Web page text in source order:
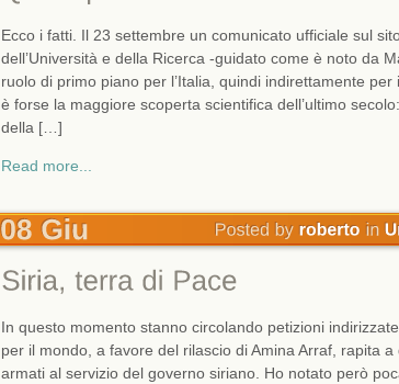
Ecco i fatti. Il 23 settembre un comunicato ufficiale sul
dell’Università e della Ricerca -guidato come è noto da
ruolo di primo piano per l’Italia, quindi indirettamente
è forse la maggiore scoperta scientifica dell’ultimo
della […]
Read more...
In questo momento stanno circolando petizioni
per il mondo, a favore del rilascio di Amina Arraf, rapita
armati al servizio del governo siriano. Ho notato però